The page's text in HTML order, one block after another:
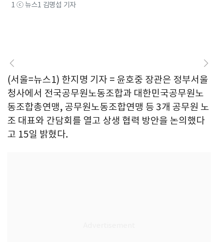
1 ⓒ 뉴스1 김명섭 기자
(서울=뉴스1) 한지명 기자 = 윤호중 장관은 정부서울
청사에서 전국공무원노동조합과 대한민국공무원노
동조합총연맹, 공무원노동조합연맹 등 3개 공무원 노
조 대표와 간담회를 열고 상생 협력 방안을 논의했다
고 15일 밝혔다.